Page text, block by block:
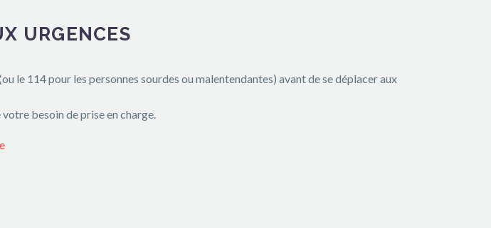
URGENCES
le 114 pour les personnes sourdes ou malentendantes) avant de se déplacer aux
besoin de prise en charge.